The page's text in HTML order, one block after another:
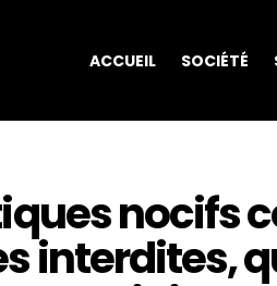
ACCUEIL SOCIÉTÉ
nocifs
interdites,